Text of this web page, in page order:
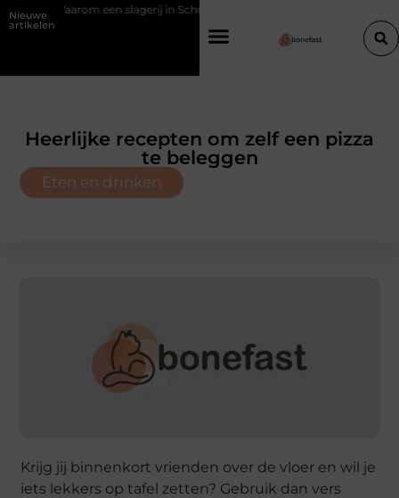
Nieuwe
artikelen
een slagerij in Schoten bouwt op vertrouwen en vakmanschap
Heerlijke recepten om zelf een pizza
te beleggen
Eten en drinken
Krijg jij binnenkort vrienden over de vloer en wil je
iets lekkers op tafel zetten? Gebruik dan vers